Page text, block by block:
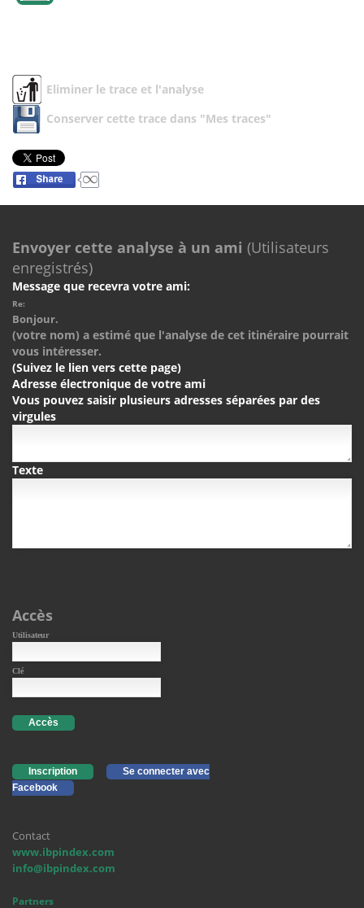
Eliminer le trace et l'analyse
Conserver cette trace dans "Mes traces"
Envoyer cette analyse à un ami (Utilisateurs
enregistrés)
Message que recevra votre ami:
Re:
Bonjour.
(votre nom) a estimé que l'analyse de cet itinéraire pourrait
vous intéresser.
(Suivez le lien vers cette page)
Adresse électronique de votre ami
Vous pouvez saisir plusieurs adresses séparées par des
virgules
Texte
Accès
Utilisateur
Clé
Accès
Inscription
Se connecter avec
Facebook
Contact
www.ibpindex.com
info@ibpindex.com
Partners